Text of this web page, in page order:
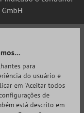
para
do usuário e
em "Aceitar todos
de
está descrito em